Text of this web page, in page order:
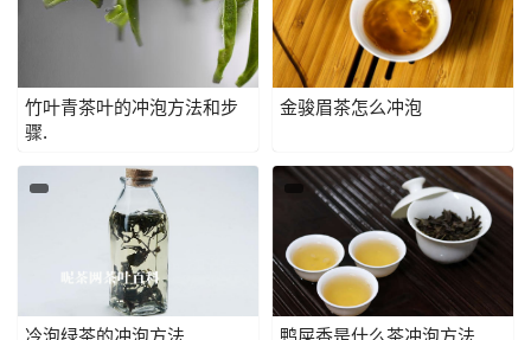
竹叶青茶叶的冲泡方法和步
骤.
金骏眉茶怎么冲泡